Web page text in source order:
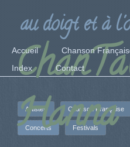
Hanna
au doigt et à
Accueil Chanson
Index
Contact
Artistes Chanson Française
Concerts Festivals